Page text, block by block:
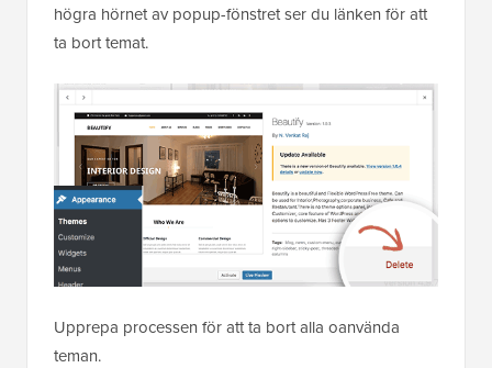
högra hörnet av popup-fönstret ser du länken för att
ta bort temat.
Upprepa processen för att ta bort alla oanvända
teman.